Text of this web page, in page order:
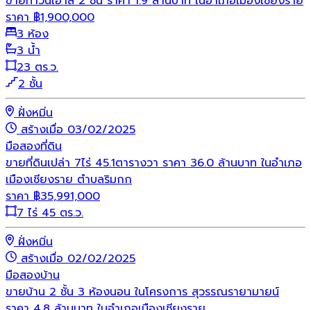
ราคา ฿1,900,000
3 ห้อง
3 น้ำ
23 ตร.ว.
2 ชั้น
ฝั่งหมิ่น
สร้างเมื่อ 03/02/2025
มือสองที่ดิน
ขายที่ดินเปล่า 7ไร่ 45.1ตารางวา ราคา 36.0 ล้านบาท ในอำเภอ
เมืองเชียงราย ตำบลริมกก
ราคา ฿35,991,000
7 ไร่ 45 ตร.ว.
ฝั่งหมิ่น
สร้างเมื่อ 02/02/2025
มือสองบ้าน
ขายบ้าน 2 ชั้น 3 ห้องนอน ในโครงการ สุวรรณรายามายน์